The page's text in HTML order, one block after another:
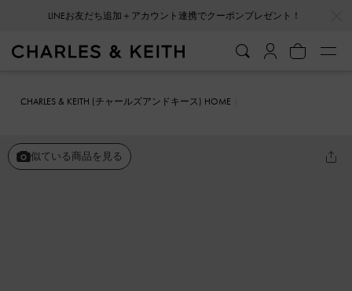
LINEお友だち追加＋アカウント連携でクーポンプレゼント！
会員登録＋ニュースレター登録で10%OFFクーポンプレゼント！
CHARLES & KEITH (チャールズアンドキース) HOME
似ている商品を見る